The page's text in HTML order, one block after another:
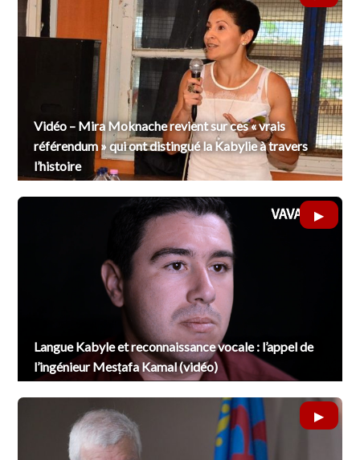
Vidéo – Mira Moknache revient sur ces « vrais
référendum » qui ont distingué la Kabylie à travers
l’histoire
Langue Kabyle et reconnaissance vocale : l’appel de
l’ingénieur Mesṭafa Kamal (vidéo)